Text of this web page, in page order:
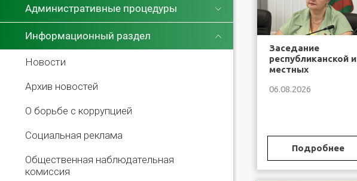
Административные процедуры
Информационный раздел
Новости
Архив новостей
О борьбе с коррупцией
Социальная реклама
Общественная наблюдательная
комиссия
Заседание
республиканской и
местных
наблюдательных
деятельностью
органов и
учреждений,
06.08.2026
6 августа 2026
посредствам...
Подробнее